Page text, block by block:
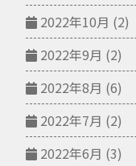
2022年10月 (2)
2022年9月 (2)
2022年8月 (6)
2022年7月 (2)
2022年6月 (3)